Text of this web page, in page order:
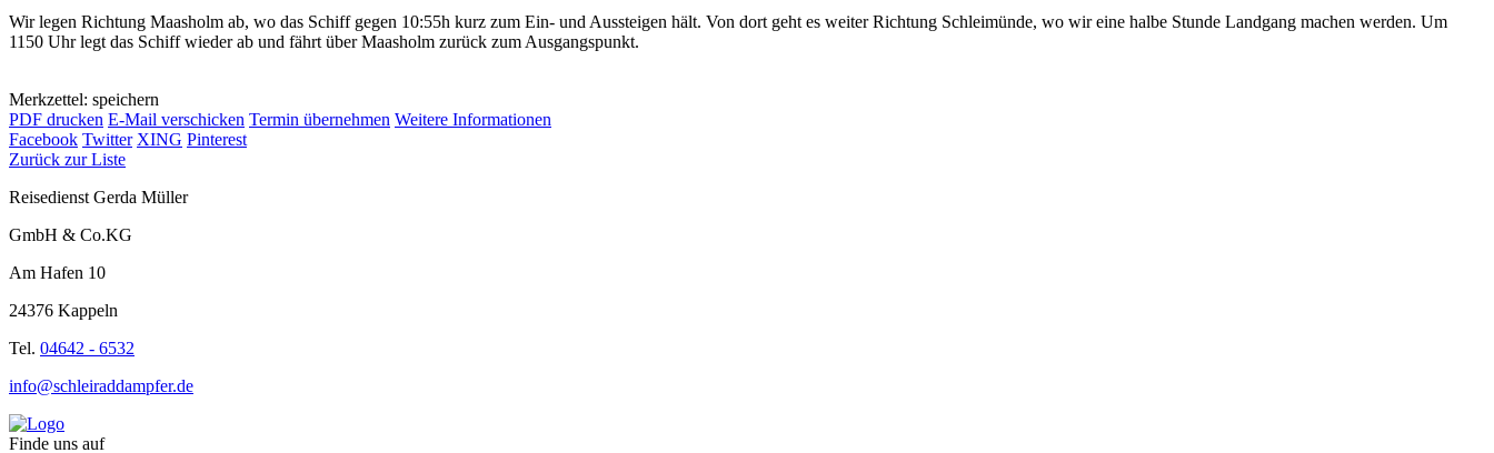
Wir legen Richtung Maasholm ab, wo das Schiff gegen 10:55h kurz zum Ein- und Aussteigen hält. Von dort geht es weiter Richtung Schleimünde, wo wir eine halbe Stunde Landgang machen werden. Um
1150 Uhr legt das Schiff wieder ab und fährt über Maasholm zurück zum Ausgangspunkt.
Merkzettel: speichern
PDF drucken E-Mail verschicken Termin übernehmen Weitere Informationen
Facebook Twitter XING Pinterest
Zurück zur Liste
Reisedienst Gerda Müller
GmbH & Co.KG
Am Hafen 10
24376 Kappeln
Tel. 04642 - 6532
info@schleiraddampfer.de
Finde uns auf